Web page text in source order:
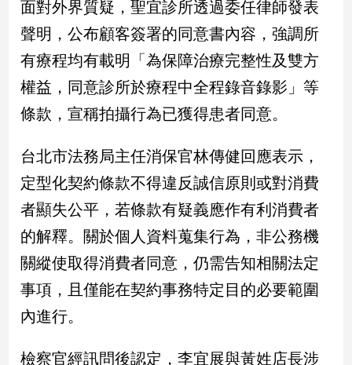
冠
病
專
區
台
灣
觀
南
台
灣
觀
點
面對外界質疑，聖宜診所透過委任律師發表
聲明，公布顧客簽署的同意書內容，強調所
有療程均有載明「為保障治療完整性及雙方
權益，同意診所於療程中全程錄音錄影」等
條款，宣稱拍攝行為已獲得患者同意。
台北市法務局主任消保官林傳健回應表示，
定型化契約條款不得違反誠信原則或對消費
者顯失公平，若條款有疑義應作有利消費者
的解釋。關於個人資料蒐集行為，非公務機
關縱使取得消費者同意，仍需告知相關法定
事項，且僅能在契約事務特定目的必要範圍
內進行。
檢察官經訊問後認定，李宜展與黃姓店長涉